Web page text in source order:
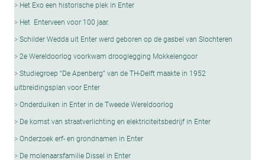
Het Exo een historische plek in Enter
Het Enterveen voor 100 jaar.
Schilder Wedda uit Enter werd geboren op de gasbel van Slochteren
2e Wereldoorlog voorkwam drooglegging Mokkelengoor
Studiegroep “De Apenberg” van de TH-Delft maakte in 1952
uitbreidingsplan voor Enter
Onderduiken in Enter in de Tweede Wereldoorlog
De komst van straatverlichting en elektriciteitsbedrijf in Enter
Onderzoek erf- en grondnamen in Enter
De molenaarsfamilie Dissel in Enter